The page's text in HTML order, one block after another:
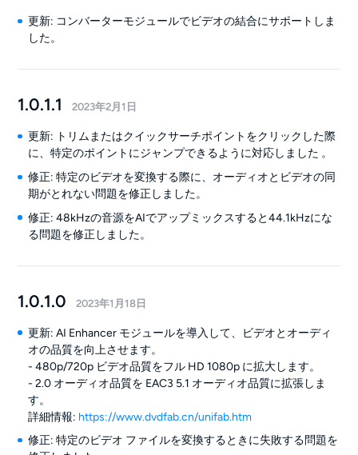
更新: コンバーターモジュールでビデオの結合にサポートしま
した。
1.0.1.1 2023年2月1日
更新: トリムまたはクイックサーチポイントをクリックした際
に、特定のポイントにジャンプできるように対応しました 。
修正: 特定のビデオを変換する際に、オーディオとビデオの同
期がとれない問題を修正しました。
修正: 48kHzの音源をAIでアップミックスすると44.1kHzにな
る問題を修正しました。
1.0.1.0 2023年1月18日
更新: AI Enhancer モジュールを導入して、ビデオとオーディ
オの品質を向上させます。
- 480p/720p ビデオ品質をフル HD 1080p に拡大します。
- 2.0 オーディオ品質を EAC3 5.1 オーディオ品質に拡張しま
す。
詳細情報: https://www.dvdfab.cn/unifab.htm
修正: 特定のビデオ ファイルを変換するときに失敗する問題を